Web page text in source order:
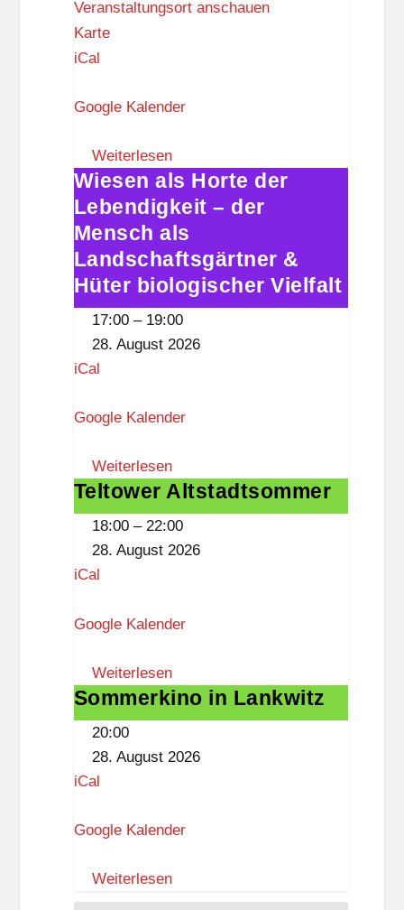
c
h
ß
3
.
O
G
)
Veranstaltungsort anschauen
KarteH
m
n
n
-
E
h
l
e
P
a
t
z
iCal
Google Kalender
Weiterlesen
Wiesen
als
Horte
der
Lebendigkeit
–
der
Hüter
biologischer
Wiesen als Horte der
Lebendigkeit – der
Mensch als
Landschaftsgärtner &
Hüter biologischer Vielfalt
17:00 – 19:00
28. August 2026
iCal
Google Kalender
Weiterlesen
Teltower
Altstadtsommer
Teltower Altstadtsommer
18:00 – 22:00
28. August 2026
iCal
Google Kalender
Weiterlesen
Sommerkino
in
Lankwitz
Sommerkino in Lankwitz
20:00
28. August 2026
iCal
Google Kalender
Weiterlesen